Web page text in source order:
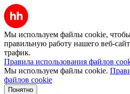
Мы используем файлы cookie, чтобы
правильную работу нашего веб-
трафик.
Правила использования файлов
Мы используем файлы cookie.
файлов cookie
Понятно